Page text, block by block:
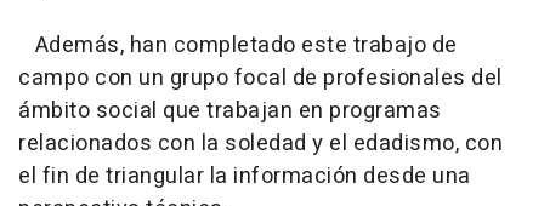
Además, han completado este trabajo de
campo con un grupo focal de profesionales del
ámbito social que trabajan en programas
relacionados con la soledad y el edadismo, con
el fin de triangular la información desde una